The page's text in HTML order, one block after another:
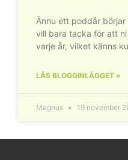
Ännu ett poddår
vill bara tacka för att
varje år, vilket känns
LÄS BLOGGINLÄGGET »
Magnus 19 november